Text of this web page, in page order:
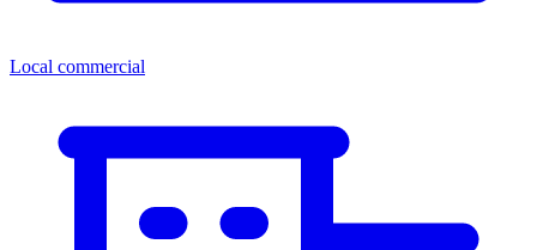
Local commercial